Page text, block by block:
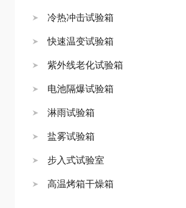
冷热冲击试验箱
快速温变试验箱
紫外线老化试验箱
电池隔爆试验箱
淋雨试验箱
盐雾试验箱
步入式试验室
高温烤箱干燥箱